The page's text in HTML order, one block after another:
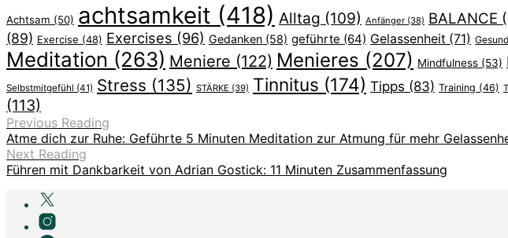
Achtsam (50) achtsamkeit (418) Alltag (109) Anfänger (38) BALANCE
(89) Exercise (48) Exercises (96) Gedanken (58) geführte (64) Gelassenheit (71)
Meditation (263) Meniere (122) Menieres (207) Mindfulness (53)
Selbstmitgefühl (41) Stress (135) STÄRKE (39) Tinnitus (174) Tipps (83) Training (46)
(113)
Previous Reading
Atme dich zur Ruhe: Geführte 5 Minuten Meditation zur Atmung für mehr
Next Reading
Führen mit Dankbarkeit von Adrian Gostick: 11 Minuten Zusammenfassung